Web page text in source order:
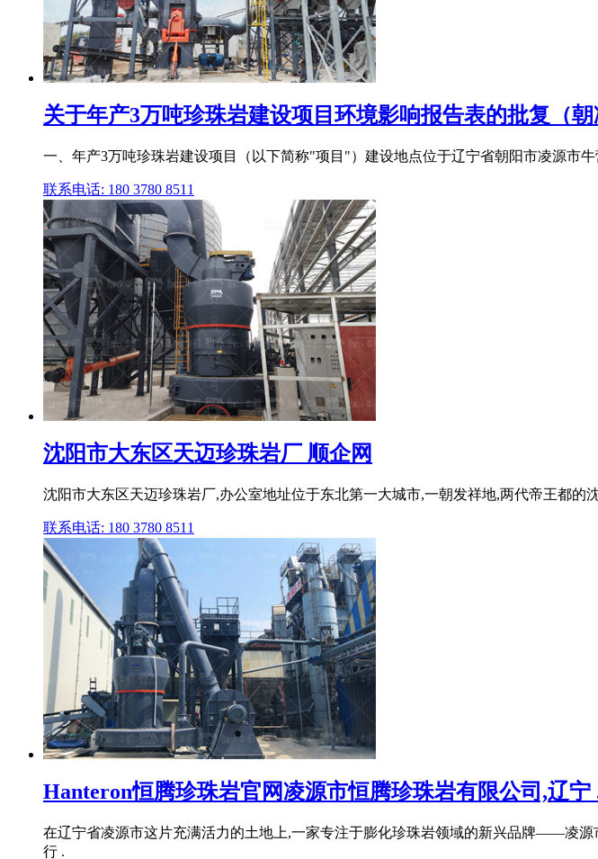
关于年产3万吨珍珠岩建设项目环境影响报告表的批复（朝
一、年产3万吨珍珠岩建设项目（以下简称"项目"）建设地点位于辽宁省朝阳市凌源市
联系电话: 180 3780 8511
沈阳市大东区天迈珍珠岩厂 顺企网
沈阳市大东区天迈珍珠岩厂,办公室地址位于东北第一大城市,一朝发祥地,两代帝王都
联系电话: 180 3780 8511
Hanteron恒腾珍珠岩官网凌源市恒腾珍珠岩有限公司,辽宁
在辽宁省凌源市这片充满活力的土地上,一家专注于膨化珍珠岩领域的新兴品牌——凌
行 .